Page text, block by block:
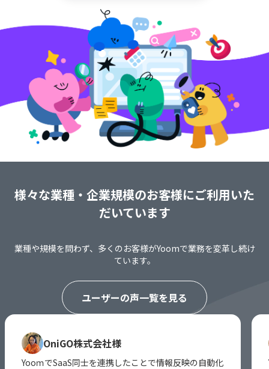
様々な業種・企業規模のお客様にご利用いた
だいています
業種や規模を問わず、多くのお客様がYoomで業務を変革し続け
ています。
ユーザーの声一覧を見る
OniGO株式会社様
YooｍでSaaS同士を連携したことで情報反映の自動化